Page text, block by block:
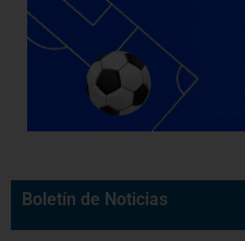
Boletín de Noticias